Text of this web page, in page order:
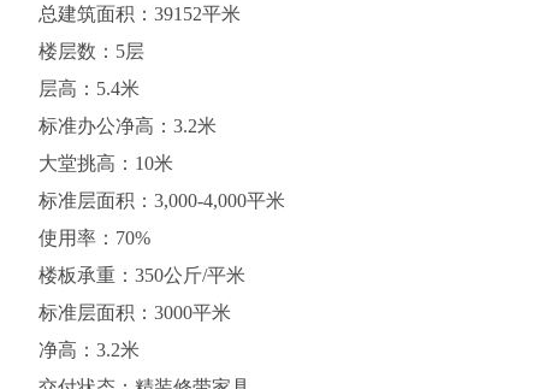
总建筑面积：39152平米
楼层数：5层
层高：5.4米
标准办公净高：3.2米
大堂挑高：10米
标准层面积：3,000-4,000平米
使用率：70%
楼板承重：350公斤/平米
标准层面积：3000平米
净高：3.2米